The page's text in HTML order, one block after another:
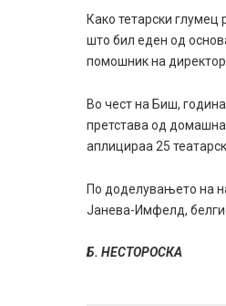
Како тетарски глумец
што бил еден од
помошник на
Во чест на Биш,
претстава од
аплицираа 25
По доделувањето на
Јанева-Имфелд,
Б. НЕСТОРОСКА